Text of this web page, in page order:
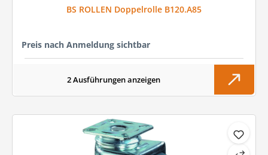
BS ROLLEN Doppelrolle B120.A85
Preis nach Anmeldung sichtbar
2 Ausführungen anzeigen